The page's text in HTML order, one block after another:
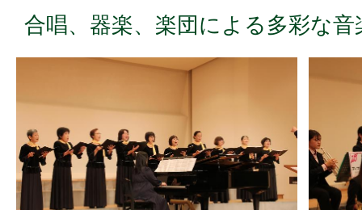
合唱、器楽、楽団による多彩な音